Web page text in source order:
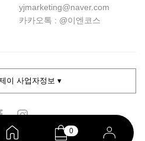
0
yjmarketing@naver.com
카카오톡 : @이엔코스
이 사업자정보 ▾